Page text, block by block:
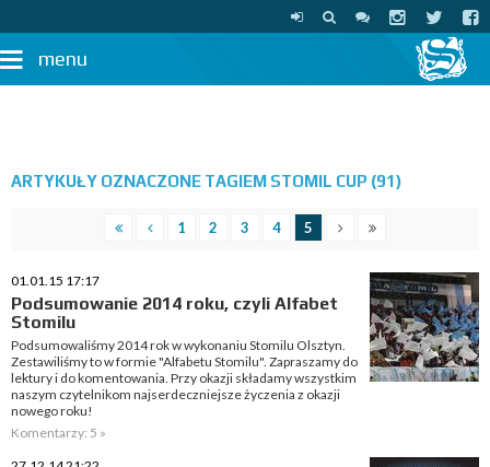
menu
ARTYKUŁY OZNACZONE TAGIEM STOMIL CUP (91)
1 2 3 4 5
01.01.15 17:17
Podsumowanie 2014 roku, czyli Alfabet
Stomilu
Podsumowaliśmy 2014 rok w wykonaniu Stomilu Olsztyn.
Zestawiliśmy to w formie "Alfabetu Stomilu". Zapraszamy do
lektury i do komentowania. Przy okazji składamy wszystkim
naszym czytelnikom najserdeczniejsze życzenia z okazji
nowego roku!
Komentarzy: 5 »